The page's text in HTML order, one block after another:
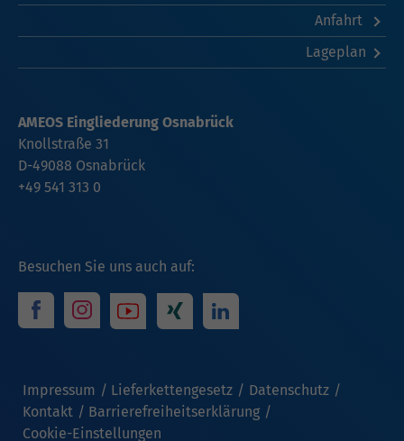
Anfahrt
Lageplan
Besuchen Sie uns auch auf:
Impressum Lieferkettengesetz
Datenschutz
Kontakt
Barrierefreiheitserklärung
Cookie-Einstellungen
AMEOS Eingliederung Osnabrück
Knollstraße 31
D-49088 Osnabrück
+49 541 313 0